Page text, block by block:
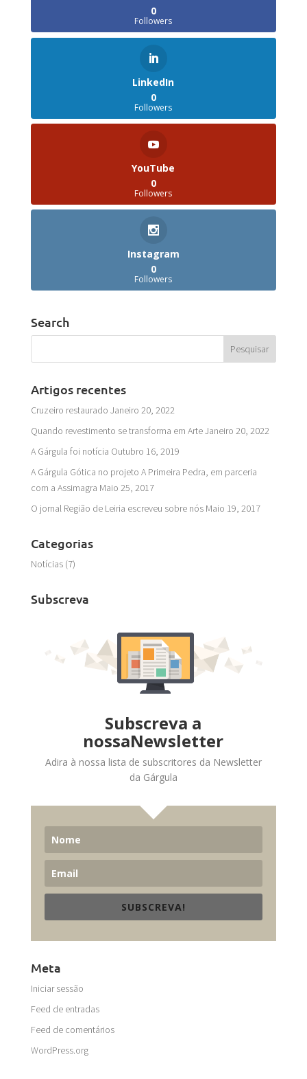
0
Followers
LinkedIn
0
Followers
YouTube
0
Followers
Instagram
0
Followers
Search
Artigos recentes
Cruzeiro restaurado Janeiro 20, 2022
Quando revestimento se transforma em ArteJaneiro 20, 2022
A Gárgula foi notícia Outubro 16, 2019
A Gárgula Gótica no projeto A Primeira Pedra, em parceria
com a Assimagra Maio 25, 2017
O jornal Região de Leiria escreveu sobre nós Maio 19, 2017
Categorias
Notícias(7)
Subscreva
Subscreva a
nossaNewsletter
Adira à nossa lista de subscritores da Newsletter
da Gárgula
SUBSCREVA!
Meta
Iniciar sessão
Feed de entradas
Feed de comentários
WordPress.org